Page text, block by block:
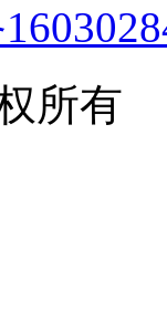
所有